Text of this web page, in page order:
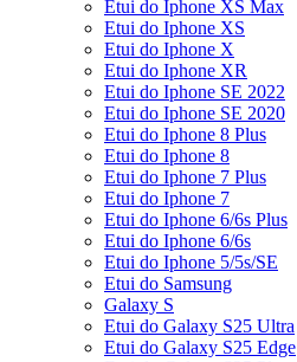
Etui do Iphone XS Max
Etui do Iphone XS
Etui do Iphone X
Etui do Iphone XR
Etui do Iphone SE 2022
Etui do Iphone SE 2020
Etui do Iphone 8 Plus
Etui do Iphone 8
Etui do Iphone 7 Plus
Etui do Iphone 7
Etui do Iphone 6/6s Plus
Etui do Iphone 6/6s
Etui do Iphone 5/5s/SE
Etui do Samsung
Galaxy S
Etui do Galaxy S25 Ultra
Etui do Galaxy S25 Edge